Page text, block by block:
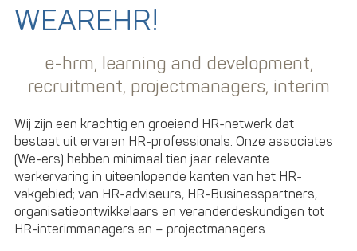
WEAREHR!
e-hrm, learning and development,
recruitment, projectmanagers, interim
Wij zijn een krachtig en groeiend HR-netwerk dat
bestaat uit ervaren HR-professionals. Onze associates
(We-ers) hebben minimaal tien jaar relevante
werkervaring in uiteenlopende kanten van het HR-
vakgebied; van HR-adviseurs, HR-Businesspartners,
organisatieontwikkelaars en veranderdeskundigen tot
HR-interimmanagers en – projectmanagers.